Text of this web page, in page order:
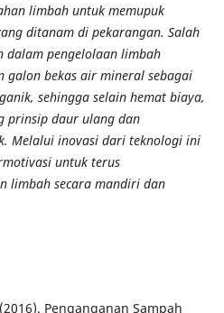
limbah untuk memupuk
ditanam di pekarangan. Salah
dalam pengelolaan limbah
galon bekas air mineral sebagai
sehingga selain hemat biaya,
prinsip daur ulang dan
Melalui inovasi dari teknologi ini
untuk terus
limbah secara mandiri dan
Penganganan Sampah